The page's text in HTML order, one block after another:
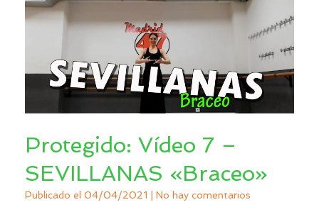
Protegido: Vídeo 7 –
SEVILLANAS «Braceo»
Publicado el 04/04/2021 No hay comentarios